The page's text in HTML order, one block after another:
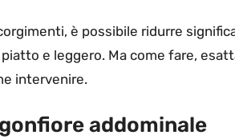
è possibile ridurre
e leggero. Ma come fare,
intervenire.
addominale